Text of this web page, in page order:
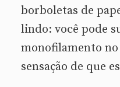
borboletas de
lindo: você pode
monofilamento
sensação de que